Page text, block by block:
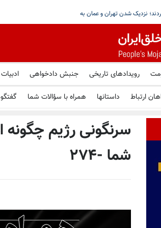
رویدادهای تاریخی جنبش دادخواهی ادبیات
ارتباط داستانها همراه با سؤالات شما
سرنگونی رژیم چگونه
شما -۲۷۴